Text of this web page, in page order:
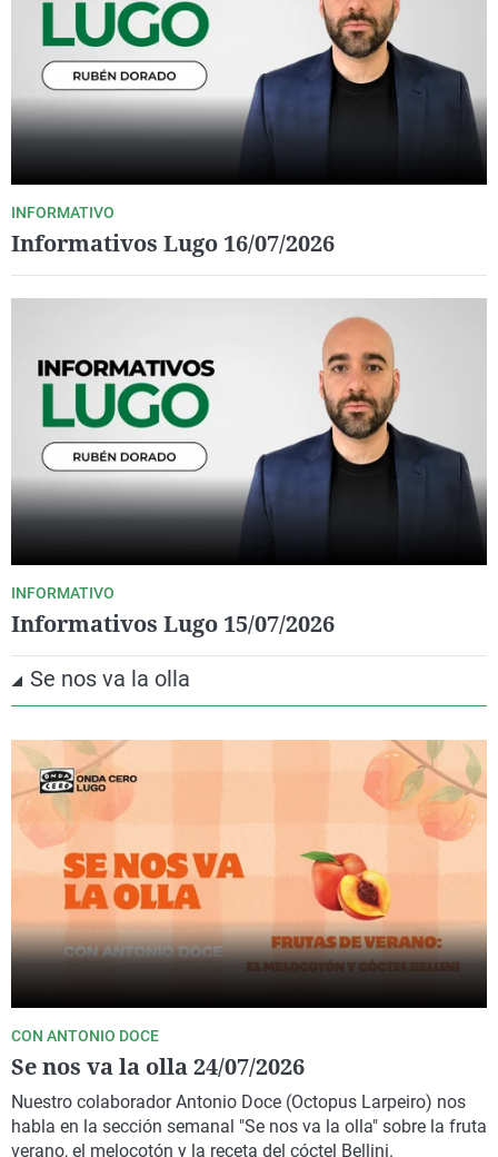
INFORMATIVO
Informativos Lugo 16/07/2026
INFORMATIVO
Informativos Lugo 15/07/2026
Se nos va la olla
CON ANTONIO DOCE
Se nos va la olla 24/07/2026
Nuestro colaborador Antonio Doce (Octopus Larpeiro) nos
habla en la sección semanal "Se nos va la olla" sobre la fruta
verano, el melocotón y la receta del cóctel Bellini.